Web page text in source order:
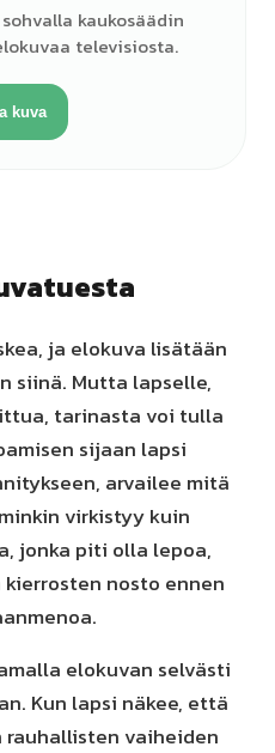
kaukosäädin
televisiosta.
kuva
ja elokuva lisätään
siinä. Mutta lapselle,
tarinasta voi tulla
sijaan lapsi
arvailee mitä
virkistyy kuin
jonka piti olla lepoa,
nosto ennen
elokuvan selvästi
Kun lapsi näkee, että
vaiheiden